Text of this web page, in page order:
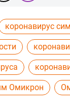
коронавирус
Омикрон